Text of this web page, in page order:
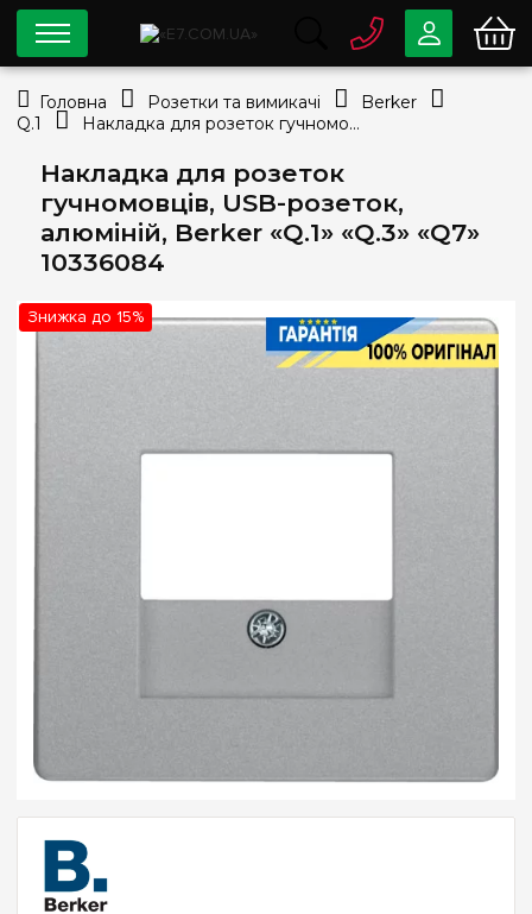
Накладка для розеток
гучномовців, USB-розеток,
алюміній, Berker «Q.1» «Q.3» «Q7»
10336084
Знижка до 15%
0 80033-63-07
info@e7.com.ua
044334-79-78
Viber Telegram
Головна Розетки та вимикачі
Berker
Q.1
Накладка для розеток гучномовців, USB-розеток, алюміній, Berker «Q.1» «Q.3» «Q7» 10336084